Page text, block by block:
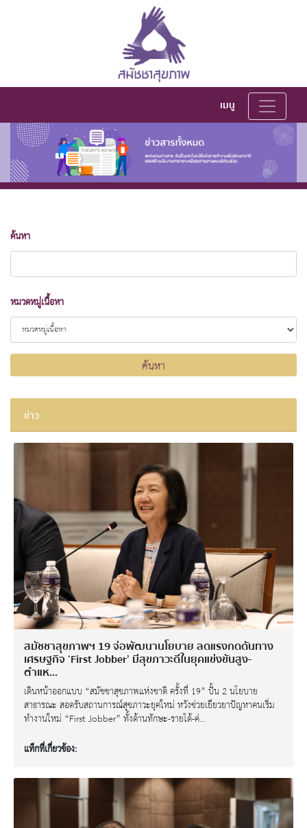
เมนู
ค้นหา
หมวดหมู่เนื้อหา
ค้นหา
ข่าว
สมัชชาสุขภาพฯ 19 จ่อพัฒนานโยบาย ลดแรงกดดันทาง
เศรษฐกิจ ‘First Jobber’ มีสุขภาวะดีในยุคแข่งขันสูง-
ตำแห...
เดินหน้าออกแบบ “สมัชชาสุขภาพแห่งชาติ ครั้งที่ 19” ปั้น 2 นโยบาย
สาธารณะ สอดรับสถานการณ์สุขภาวะยุคใหม่ หวังช่วยเยียวยาปัญหาคนเริ่ม
ทำงานใหม่ “First Jobber” ทั้งด้านทักษะ-รายได้-ค่...
แท็กที่เกี่ยวข้อง: